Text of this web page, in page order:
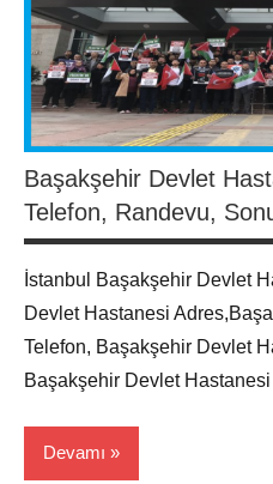
Başakşehir Devlet
Telefon, Randevu,
İstanbul Başakşehir Devlet
Devlet Hastanesi
Telefon, Başakşehir Devlet
Başakşehir Devlet Hastanesi
Devamı